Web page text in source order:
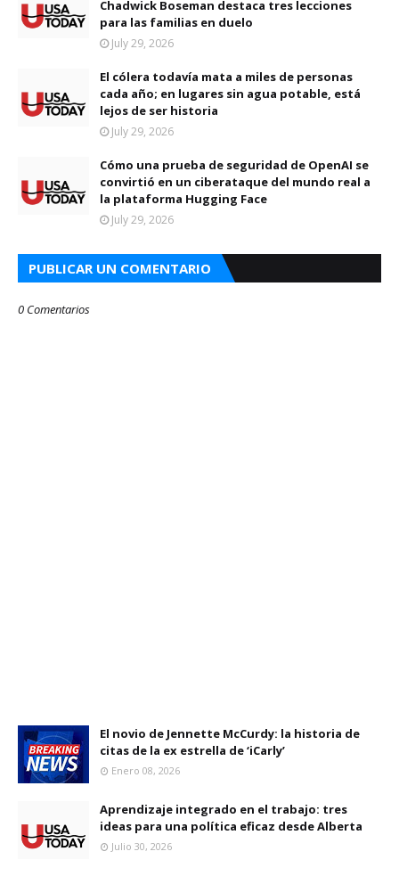
Chadwick Boseman destaca tres lecciones
para las familias en duelo
July 29, 2026
El cólera todavía mata a miles de personas
cada año; en lugares sin agua potable, está
lejos de ser historia
July 29, 2026
Cómo una prueba de seguridad de OpenAI se
convirtió en un ciberataque del mundo real a
la plataforma Hugging Face
July 29, 2026
PUBLICAR UN COMENTARIO
0 Comentarios
El novio de Jennette McCurdy: la historia de
citas de la ex estrella de ‘iCarly’
Enero 08, 2026
Aprendizaje integrado en el trabajo: tres
ideas para una política eficaz desde Alberta
Julio 30, 2026